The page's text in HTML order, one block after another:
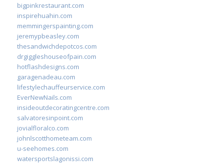
bigpinkrestaurant.com
inspirehuahin.com
memmingerspainting.com
jeremypbeasley.com
thesandwichdepotcos.com
drgiggleshouseofpain.com
hotflashdesigns.com
garagenadeau.com
lifestylechauffeurservice.com
EverNewNails.com
insideoutdecoratingcentre.com
salvatoresinpoint.com
jovialfloralco.com
johnlscotthometeam.com
u-seehomes.com
watersportslagonissi.com